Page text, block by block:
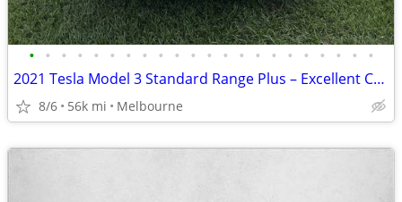
• • • • • • • • • • • • • • • • • • • • • •
2021 Tesla Model 3 Standard Range Plus – Excellent Condition – 56,000
8/6 56k mi Melbourne